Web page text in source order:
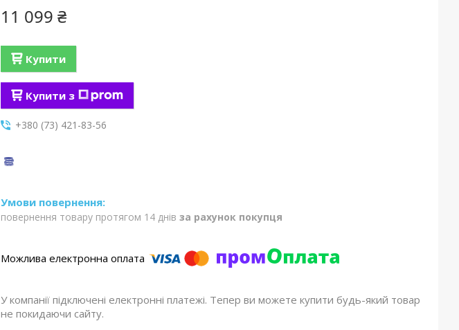
11 099 ₴
Купити
Купити з
+380 (73) 421-83-56
повернення товару протягом 14 днів за рахунок покупця
У компанії підключені електронні платежі. Тепер ви можете купити будь-який товар
не покидаючи сайту.